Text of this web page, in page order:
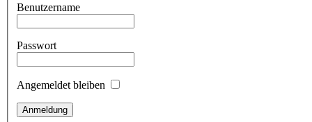
Benutzername
Passwort
Angemeldet bleiben